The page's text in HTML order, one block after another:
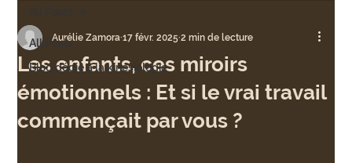
All Posts
Blog dédié à la kinésiologie
Les enfants, ces miroirs
émotionnels : Et si le vrai travail
commençait par vous ?
Aurélie Zamora 17 févr. 2025 2 min de lecture